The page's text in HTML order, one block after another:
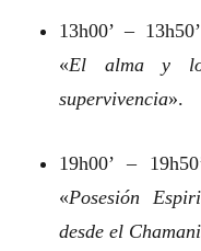
13h00’ –
«El alma y
supervivencia».
19h00’ –
«Posesión
desde el